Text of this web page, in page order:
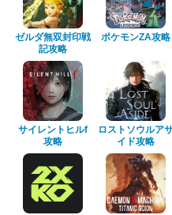
ゼルダ無双封印戦
記攻略
ポケモンZA攻略
サイレントヒルf
攻略
ロストソウルア
イド攻略